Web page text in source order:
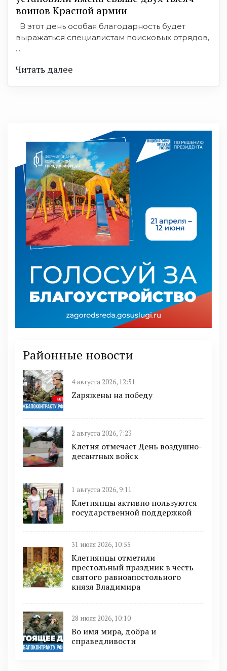
воинов Красной армии
В этот день особая благодарность будет
выражаться специалистам поисковых отрядов,
...
Читать далее
Районные новости
4 августа 2026, 12:51
Zаряжены на победу
2 августа 2026, 7:23
Клетня отмечает День воздушно-
десантных войск
1 августа 2026, 9:11
Клетнянцы активно пользуются
государственной поддержкой
31 июля 2026, 10:55
Клетнянцы отметили
престольный праздник в честь
святого равноапостольного
князя Владимира
28 июля 2026, 10:10
Во имя мира, добра и
справедливости